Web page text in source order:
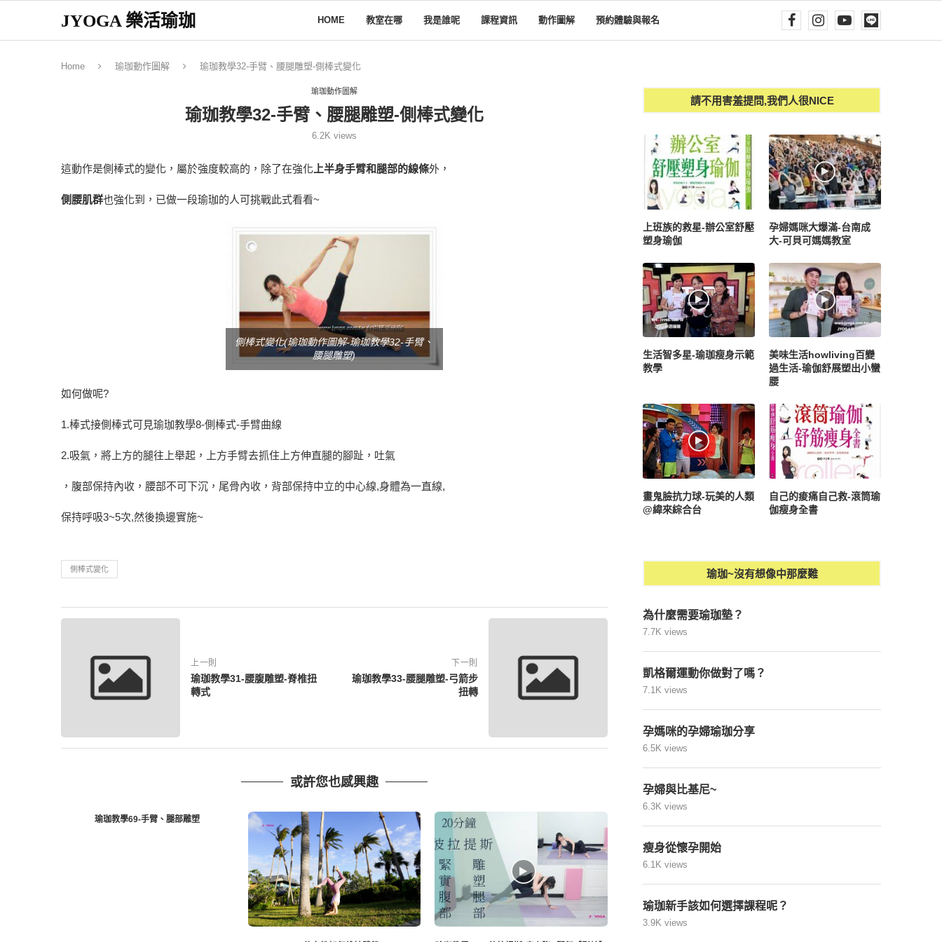
JYOGA 樂活瑜珈 HOME 教室在哪 我是誰呢 課程資訊 動作圖解 預約體驗與報名
Home 瑜珈動作圖解 瑜珈教學32-手臂、腰腿雕塑-側棒式變化
瑜珈動作圖解
瑜珈教學32-手臂、腰腿雕塑-側棒式變化
6.2K views
這動作是側棒式的變化，屬於強度較高的，除了在強化 上半身手臂和腿部的線條外，
側腰肌群也強化到，已做一段瑜珈的人可挑戰此式看看~
側棒式變化(瑜珈動作圖解-瑜珈教學32-手臂、
腰腿雕塑)
如何做呢?
1.棒式接側棒式可見瑜珈教學8-側棒式-手臂曲線
2.吸氣，將上方的腿往上舉起，上方手臂去抓住上方伸直腿的腳趾，吐氣
，腹部保持內收，腰部不可下沉，尾骨內收，背部保持中立的中心線,身體為一直線,
保持呼吸3~5次,然後換邊實施~
側棒式變化
上一則
瑜珈教學31-腰腹雕塑-脊椎扭
轉式
下一則
瑜珈教學33-腰腿雕塑-弓箭步
扭轉
或許您也感興趣
瑜珈教學69-手臂、腿部雕塑
請不用害羞提問,我們人很NICE
上班族的救星-辦公室舒壓
塑身瑜伽
孕婦媽咪大爆滿-台南成
大-可貝可媽媽教室
生活智多星-瑜珈瘦身示範
教學
美味生活howliving百變
過生活-瑜伽舒展塑出小蠻
腰
畫鬼臉抗力球-玩美的人類
@緯來綜合台
自己的痠痛自己救-滾筒瑜
伽瘦身全書
瑜珈~沒有想像中那麼難
為什麼需要瑜珈墊？
7.7K views
凱格爾運動你做對了嗎？
7.1K views
孕媽咪的孕婦瑜珈分享
6.5K views
孕婦與比基尼~
6.3K views
瘦身從懷孕開始
6.1K views
瑜珈新手該如何選擇課程呢？
3.9K views